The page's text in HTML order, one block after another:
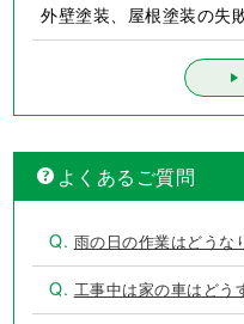
外壁塗装、屋根塗装の失
よくあるご質問
Q. 雨の日の作業はどうな
Q. 工事中は家の車はどう